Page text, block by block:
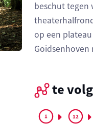
beschut tegen
op een
te